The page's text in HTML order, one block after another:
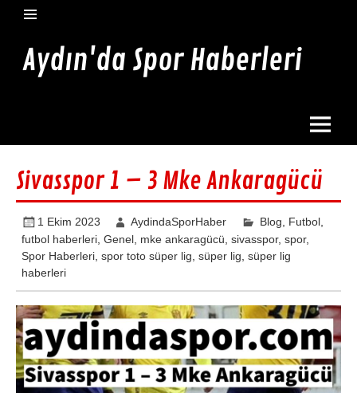
Aydın'da Spor Haberleri
Sivasspor 1 – 3 Mke Ankaragücü
1 Ekim 2023 AydindaSporHaber Blog Futbol,
futbol haberleri ,Genel mke ankaragücü ,sivasspor,spor,
Spor Haberleri ,spor toto süper lig ,süper lig ,süper lig
haberleri